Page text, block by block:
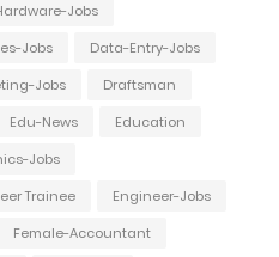
Jobs
Jobs
Data-Entry-Jobs
Jobs
Draftsman
Edu-News
Education
Jobs
Trainee
Engineer-Jobs
Female-Accountant